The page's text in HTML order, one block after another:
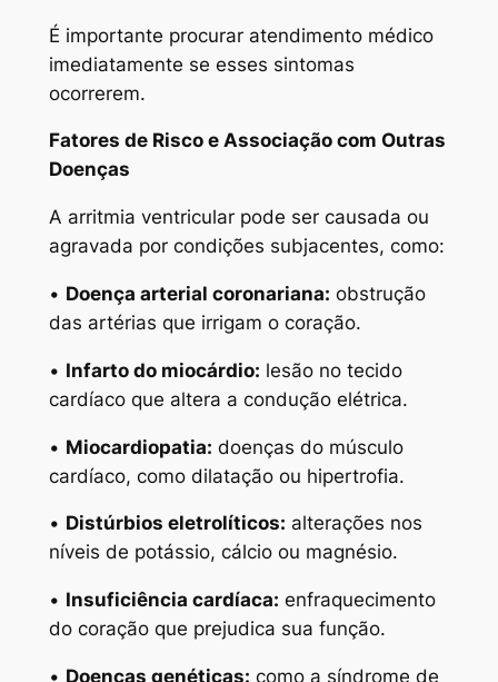
É importante procurar atendimento médico
imediatamente se esses sintomas
ocorrerem.
Fatores de Risco e Associação com Outras
Doenças
A arritmia ventricular pode ser causada ou
agravada por condições subjacentes, como:
• Doença arterial coronariana: obstrução
das artérias que irrigam o coração.
• Infarto do miocárdio: lesão no tecido
cardíaco que altera a condução elétrica.
• Miocardiopatia: doenças do músculo
cardíaco, como dilatação ou hipertrofia.
• Distúrbios eletrolíticos: alterações nos
níveis de potássio, cálcio ou magnésio.
• Insuficiência cardíaca: enfraquecimento
do coração que prejudica sua função.
• Doenças genéticas: como a síndrome de